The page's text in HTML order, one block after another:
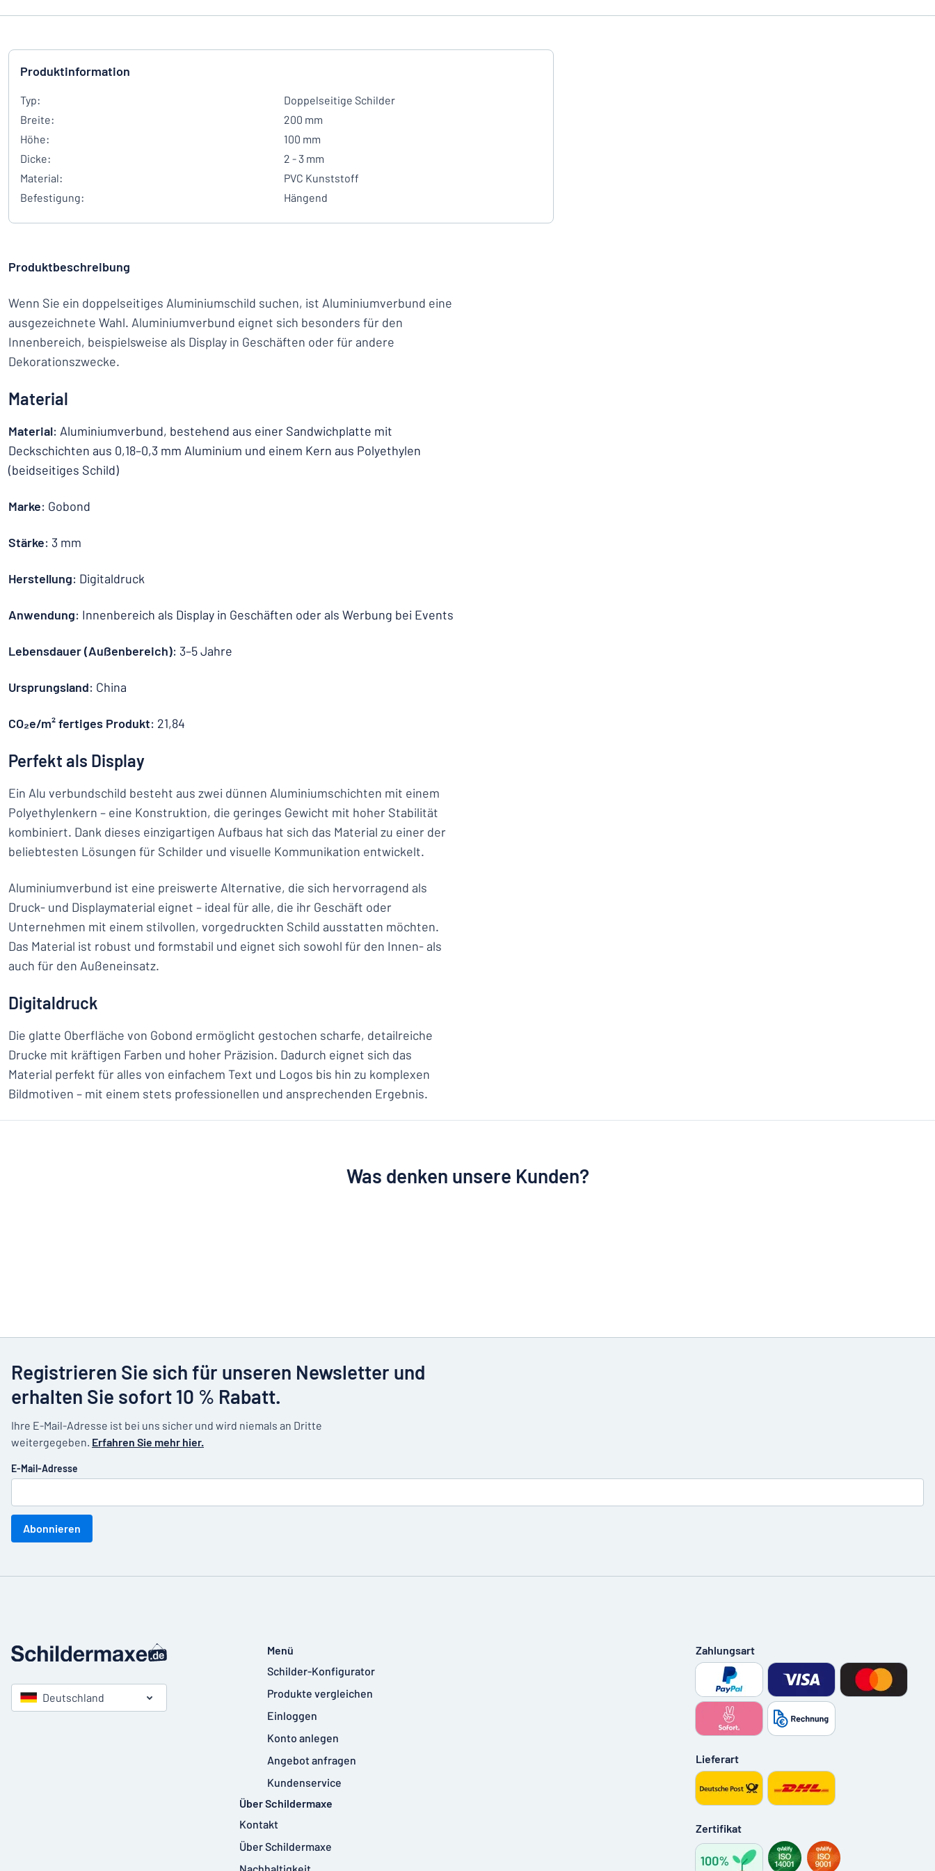
Produktinformation
Typ:
Doppelseitige Schilder
Breite:
200 mm
Höhe:
100 mm
Dicke:
2 - 3 mm
Material:
PVC Kunststoff
Befestigung:
Hängend
Produktbeschreibung
Wenn Sie ein doppelseitiges Aluminiumschild suchen, ist Aluminiumverbund eine
ausgezeichnete Wahl. Aluminiumverbund eignet sich besonders für den
Innenbereich, beispielsweise als Display in Geschäften oder für andere
Dekorationszwecke.
Material
Material: Aluminiumverbund, bestehend aus einer Sandwichplatte mit
Deckschichten aus 0,18–0,3 mm Aluminium und einem Kern aus Polyethylen
(beidseitiges Schild)
Marke: Gobond
Stärke: 3 mm
Herstellung: Digitaldruck
Anwendung: Innenbereich als Display in Geschäften oder als Werbung bei Events
Lebensdauer (Außenbereich): 3–5 Jahre
Ursprungsland: China
CO₂e/m² fertiges Produkt: 21,84
Perfekt als Display
Ein Alu verbundschild besteht aus zwei dünnen Aluminiumschichten mit einem
Polyethylenkern – eine Konstruktion, die geringes Gewicht mit hoher Stabilität
kombiniert. Dank dieses einzigartigen Aufbaus hat sich das Material zu einer der
beliebtesten Lösungen für Schilder und visuelle Kommunikation entwickelt.
Aluminiumverbund ist eine preiswerte Alternative, die sich hervorragend als
Druck- und Displaymaterial eignet – ideal für alle, die ihr Geschäft oder
Unternehmen mit einem stilvollen, vorgedruckten Schild ausstatten möchten.
Das Material ist robust und formstabil und eignet sich sowohl für den Innen- als
auch für den Außeneinsatz.
Digitaldruck
Die glatte Oberfläche von Gobond ermöglicht gestochen scharfe, detailreiche
Drucke mit kräftigen Farben und hoher Präzision. Dadurch eignet sich das
Material perfekt für alles von einfachem Text und Logos bis hin zu komplexen
Bildmotiven – mit einem stets professionellen und ansprechenden Ergebnis.
Was denken unsere Kunden?
Registrieren Sie sich für unseren Newsletter und
erhalten Sie sofort 10 % Rabatt.
Ihre E-Mail-Adresse ist bei uns sicher und wird niemals an Dritte
weitergegeben. Erfahren Sie mehr hier.
E-Mail-Adresse
Abonnieren
Deutschland
Menü
Schilder-Konfigurator
Produkte vergleichen
Einloggen
Konto anlegen
Angebot anfragen
Kundenservice
Über Schildermaxe
Kontakt
Über Schildermaxe
Zahlungsart
Lieferart
Zertifikat